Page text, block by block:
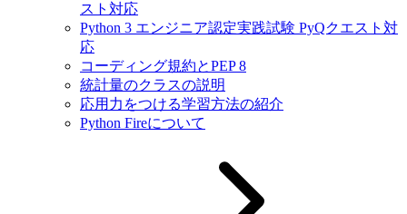
スト対応
Python 3 エンジニア認定実践試験 PyQクエスト対
応
コーディング規約とPEP 8
統計量のクラスの説明
応用力をつける学習方法の紹介
Python Fireについて